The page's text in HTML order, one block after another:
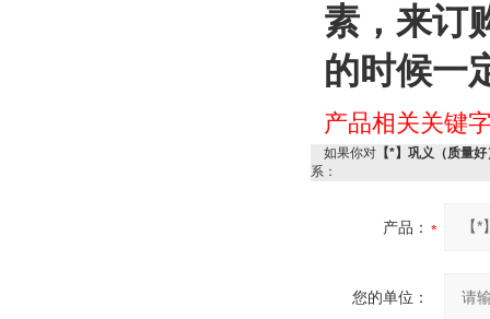
素，来订
的时候一
产品相关关键
如果你对 【*】巩义（质量
系：
产品：
您的单位：